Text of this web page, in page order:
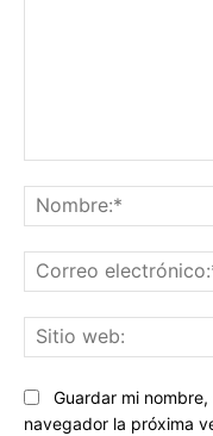
Guardar mi
navegador la próxima